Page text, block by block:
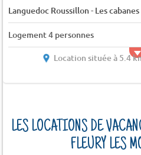
Languedoc Roussillon- Les
Logement 4 personnes
Location située à 5.4
LES LOCATIONS DE
FLEURY LES